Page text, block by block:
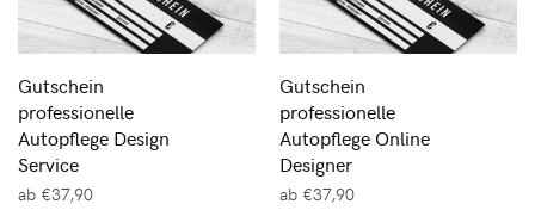
Gutschein
professionelle
Autopflege Design
Service
ab €37,90
Gutschein
professionelle
Autopflege Online
Designer
ab €37,90